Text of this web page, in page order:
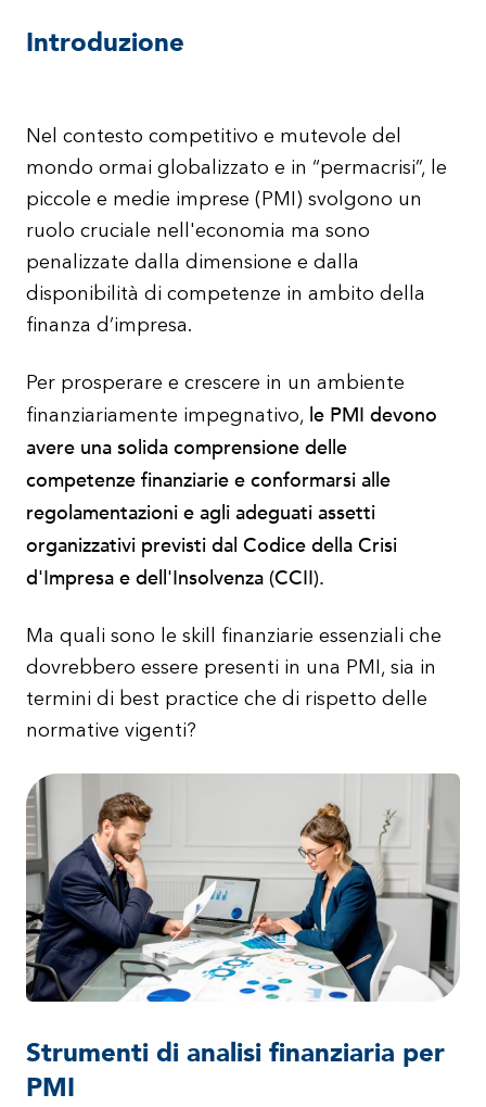
Introduzione
Nel contesto competitivo e mutevole del
mondo ormai globalizzato e in “permacrisi”, le
piccole e medie imprese (PMI) svolgono un
ruolo cruciale nell'economia ma sono
penalizzate dalla dimensione e dalla
disponibilità di competenze in ambito della
finanza d’impresa.
Per prosperare e crescere in un ambiente
finanziariamente impegnativo, le PMI devono
avere una solida comprensione delle
competenze finanziarie e conformarsi alle
regolamentazioni e agli adeguati assetti
organizzativi previsti dal Codice della Crisi
d'Impresa e dell'Insolvenza (CCII).
Ma quali sono le skill finanziarie essenziali che
dovrebbero essere presenti in una PMI, sia in
termini di best practice che di rispetto delle
normative vigenti?
Strumenti di analisi finanziaria per
PMI